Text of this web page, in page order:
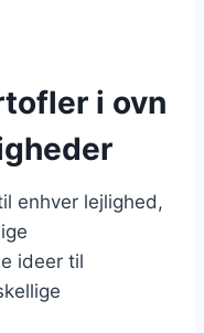
i ovn
enhver lejlighed,
ideer til